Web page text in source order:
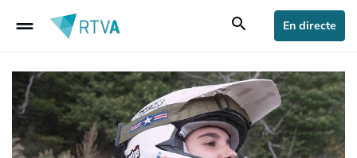
drag_handle search En directe